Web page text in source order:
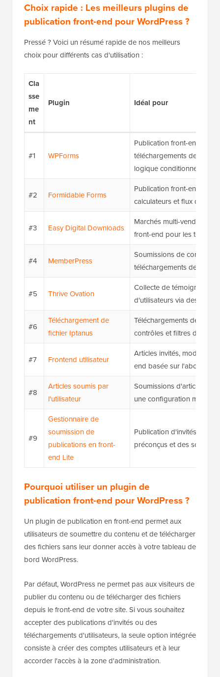
Choix rapide : Les meilleurs plugins de
publication front-end pour WordPress ?
Pressé ? Voici un résumé rapide de nos meilleurs
choix pour différents cas d'utilisation :
Cla
sse
me
nt
Plugin Idéal pour
#1 WPForms
Publication front-end
téléchargements de
logique conditionnelle
#2 Formidable Forms
Publication front-end
calculateurs et flux de
#3 Easy Digital Downloads
Marchés multi-vendeurs
front-end pour les
#4 MemberPress
Soumissions de contenu
téléchargements de
#5 Thrive Ovation
Collecte de témoignages
d'utilisateurs via des
#6
Téléchargement de
fichier Iptanus
Téléchargements de
contrôles et filtres de base
#7 Frontend utilisateur
Articles invités,
end basée sur
#8
Articles soumis par
l'utilisateur
Soumissions d'articles
une configuration minimale
#9
Gestionnaire de
soumission de
publications en front-
end Lite
Publication d'invités
préconçus et des
Pourquoi utiliser un plugin de
publication front-end pour WordPress ?
Un plugin de publication en front-end permet aux
utilisateurs de soumettre du contenu et de télécharger
des fichiers sans leur donner accès à votre tableau de
bord WordPress.
Par défaut, WordPress ne permet pas aux visiteurs de
publier du contenu ou de télécharger des fichiers
depuis le front-end de votre site. Si vous souhaitez
accepter des publications d'invités ou des
téléchargements d'utilisateurs, la seule option intégrée
consiste à créer des comptes utilisateurs et à leur
accorder l'accès à la zone d'administration.